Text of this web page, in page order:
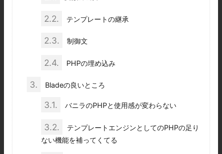
2.2. テンプレートの継承
2.3. 制御文
2.4. PHPの埋め込み
3. Bladeの良いところ
3.1. バニラのPHPと使用感が変わらない
3.2.
テンプレートエンジンとしてのPHPの足り
ない機能を補ってくてる